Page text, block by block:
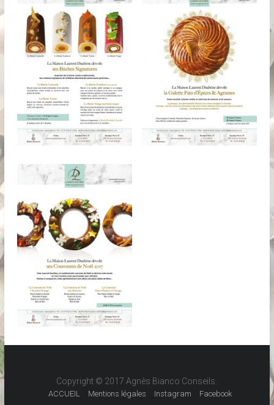
Copyright © 2017 Agnès Bianco Conseils.
ACCUEIL Mentions légales Instagram Facebook